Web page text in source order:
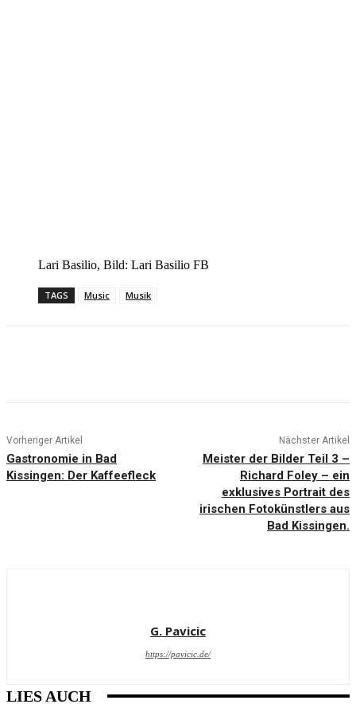
Lari Basilio, Bild: Lari Basilio FB
TAGS Music Musik
Vorheriger Artikel
Gastronomie in Bad
Kissingen: Der Kaffeefleck
Nächster Artikel
Meister der Bilder Teil 3 –
Richard Foley – ein
exklusives Portrait des
irischen Fotokünstlers aus
Bad Kissingen.
G. Pavicic
https://pavicic.de/
LIES AUCH